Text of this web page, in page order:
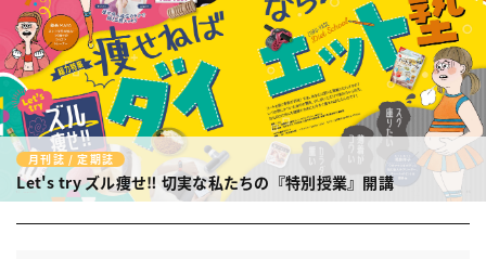
月刊誌 / 定期誌
Let's try ズル痩せ‼︎ 切実な私たちの『特別授業』開講